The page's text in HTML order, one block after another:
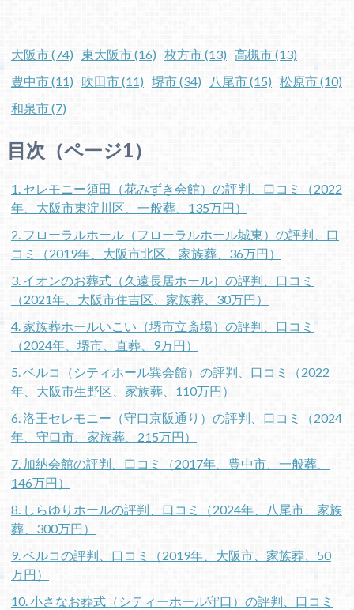
大阪市(74) 東大阪市(16) 枚方市(13) 高槻市(13)
豊中市(11) 吹田市(11) 堺市(34) 八尾市(15) 松原市(10)
和泉市(7)
目次（ページ1）
1. セレモニー須田（花みずき会館）の評判、口コミ（2022
年、大阪市東淀川区、一般葬、135万円）
2. フローラルホール（フローラルホール城東）の評判、口
コミ（2019年、大阪市北区、家族葬、36万円）
3. イオンのお葬式（久遠長居ホール）の評判、口コミ
（2021年、大阪市住吉区、家族葬、30万円）
4. 家族葬ホールいこい（堺市立斎場）の評判、口コミ
（2024年、堺市、直葬、9万円）
5. ベルコ（シティホール巽会館）の評判、口コミ（2022
年、大阪市生野区、家族葬、110万円）
6. 洛王セレモニー（守口京阪通り）の評判、口コミ（2024
年、守口市、家族葬、215万円）
7. 加納会館の評判、口コミ（2017年、豊中市、一般葬、
146万円）
8. しらゆりホールの評判、口コミ（2024年、八尾市、家族
葬、300万円）
9. ベルコの評判、口コミ（2019年、大阪市、家族葬、50
万円）
10. 小さなお葬式（シティーホール守口）の評判、口コミ